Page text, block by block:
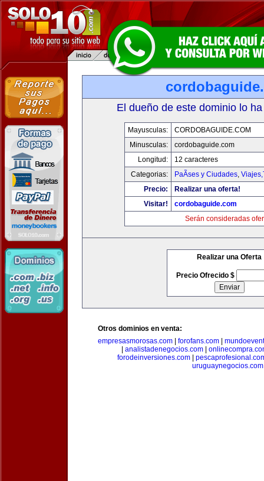
El dueño de este dominio lo
Mayusculas:
CORDOBAGUIDE.COM
Minusculas:
cordobaguide.com
Longitud:
12 caracteres
Categorias:
PaÃ­ses y Ciudades,
Precio:
Realizar una oferta!
Visitar!
cordobaguide.com
Serán consideradas
Realizar una Oferta
Precio Ofrecido $
Otros dominios en venta:
empresasmorosas.com
forofans.com
analistadenegocios.com
forodeinversiones.com
uruguaynegocios.com